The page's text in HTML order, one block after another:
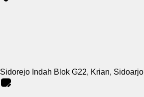
Sidorejo Indah Blok G22, Krian, Sidoarjo